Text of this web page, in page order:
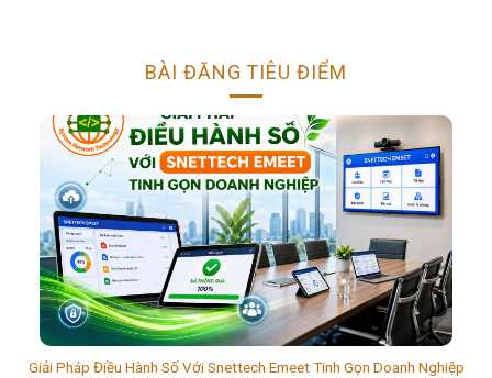
BÀI ĐĂNG TIÊU ĐIỂM
Giải Pháp Điều Hành Số Với Snettech Emeet Tinh Gọn Doanh Nghiệp